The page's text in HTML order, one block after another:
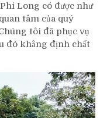
Long có được như
tâm của quý
tôi đã phục vụ
đó khẳng định chất